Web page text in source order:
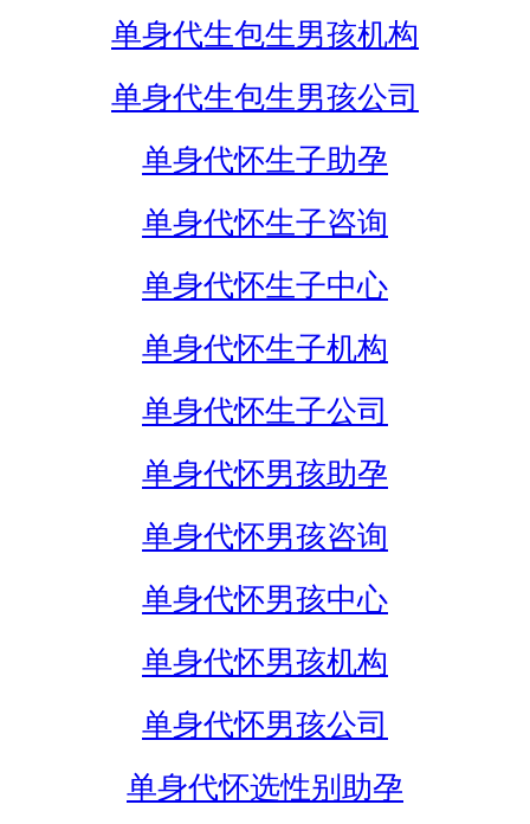
单身代生包生男孩机构
单身代生包生男孩公司
单身代怀生子助孕
单身代怀生子咨询
单身代怀生子中心
单身代怀生子机构
单身代怀生子公司
单身代怀男孩助孕
单身代怀男孩咨询
单身代怀男孩中心
单身代怀男孩机构
单身代怀男孩公司
单身代怀选性别助孕